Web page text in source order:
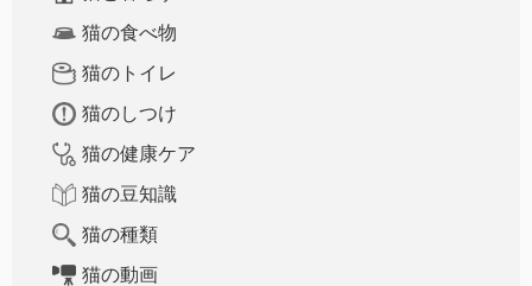
猫の食べ物
猫のトイレ
猫のしつけ
猫の健康ケア
猫の豆知識
猫の種類
猫の動画